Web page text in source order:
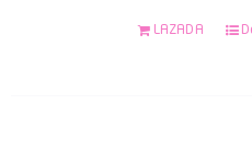
LAZADA